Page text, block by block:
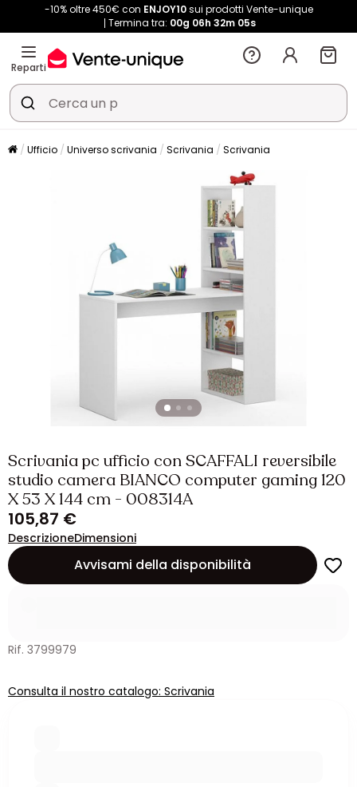
-10% oltre 450€ con ENJOY10sui prodotti Vente-unique
Termina tra: 00g 06h 32m 05s
Reparti
Ufficio Universo scrivania Scrivania Scrivania
Scrivania pc ufficio con SCAFFALI reversibile
studio camera BIANCO computer gaming 120
X 53 X 144 cm - 008314A
105,87 €
DescrizioneDimensioni
Avvisami della disponibilità
Rif. 3799979
Consulta il nostro catalogo: Scrivania